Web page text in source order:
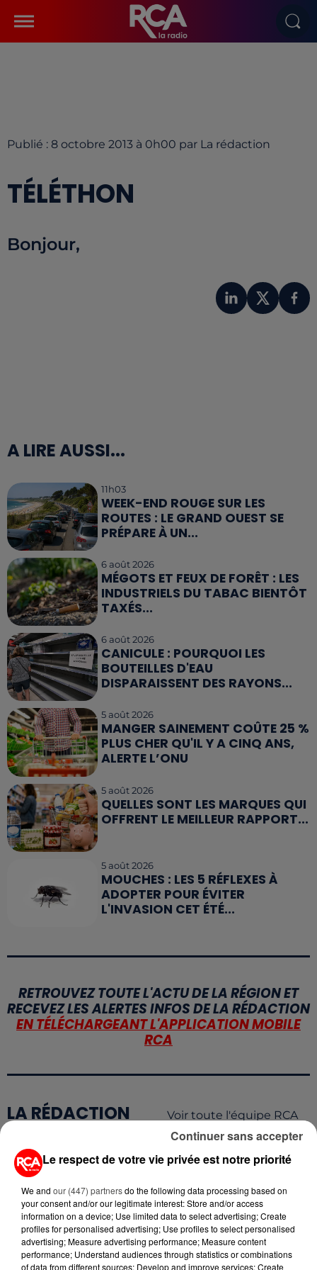
Publié : 8 octobre 2013 à 0h00 par La rédaction
TÉLÉTHON
Bonjour,
A LIRE AUSSI...
11h03
WEEK-END ROUGE SUR LES
ROUTES : LE GRAND OUEST SE
PRÉPARE À UN...
6 août 2026
MÉGOTS ET FEUX DE FORÊT : LES
INDUSTRIELS DU TABAC BIENTÔT
TAXÉS...
6 août 2026
CANICULE : POURQUOI LES
BOUTEILLES D'EAU
DISPARAISSENT DES RAYONS...
5 août 2026
MANGER SAINEMENT COÛTE 25 %
PLUS CHER QU'IL Y A CINQ ANS,
ALERTE L’ONU
5 août 2026
QUELLES SONT LES MARQUES QUI
OFFRENT LE MEILLEUR RAPPORT...
5 août 2026
MOUCHES : LES 5 RÉFLEXES À
ADOPTER POUR ÉVITER
L'INVASION CET ÉTÉ...
RETROUVEZ TOUTE L'ACTU DE LA RÉGION ET
RECEVEZ LES ALERTES INFOS DE LA RÉDACTION
EN TÉLÉCHARGEANT L'APPLICATION MOBILE
RCA
LA RÉDACTION Voir toute l'équipe RCA
DIMITRI COUTAND
Journaliste
Le respect de votre vie privée est notre priorité
We and our (447) partnersdo the following data processing based on
your consent and/or our legitimate interest: Store and/or access
information on a device; Use limited data to select advertising; Create
profiles for personalised advertising; Use profiles to select personalised
advertising; Measure advertising performance; Measure content
performance; Understand audiences through statistics or combinations
of data from different sources; Develop and improve services; Create
Continuer sans accepter